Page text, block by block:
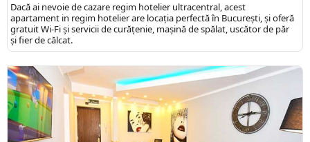
Dacă ai nevoie de cazare regim hotelier ultracentral, acest
apartament in regim hotelier are locaţia perfectă în Bucureşti, şi oferă
gratuit Wi-Fi şi servicii de curăţenie, mașină de spălat, uscător de păr
și fier de călcat.